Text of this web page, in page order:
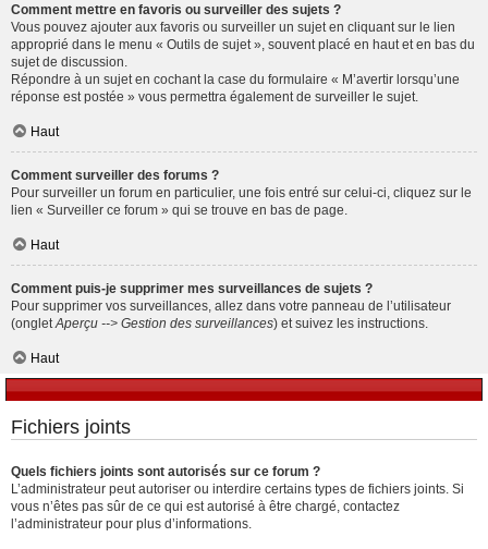
Comment mettre en favoris ou surveiller des sujets ?
Vous pouvez ajouter aux favoris ou surveiller un sujet en cliquant sur le lien
approprié dans le menu « Outils de sujet », souvent placé en haut et en bas du
sujet de discussion.
Répondre à un sujet en cochant la case du formulaire « M’avertir lorsqu’une
réponse est postée » vous permettra également de surveiller le sujet.
Haut
Comment surveiller des forums ?
Pour surveiller un forum en particulier, une fois entré sur celui-ci, cliquez sur le
lien « Surveiller ce forum » qui se trouve en bas de page.
Haut
Comment puis-je supprimer mes surveillances de sujets ?
Pour supprimer vos surveillances, allez dans votre panneau de l’utilisateur
(onglet Aperçu --> Gestion des surveillances) et suivez les instructions.
Haut
Fichiers joints
Quels fichiers joints sont autorisés sur ce forum ?
L’administrateur peut autoriser ou interdire certains types de fichiers joints. Si
vous n’êtes pas sûr de ce qui est autorisé à être chargé, contactez
l’administrateur pour plus d’informations.